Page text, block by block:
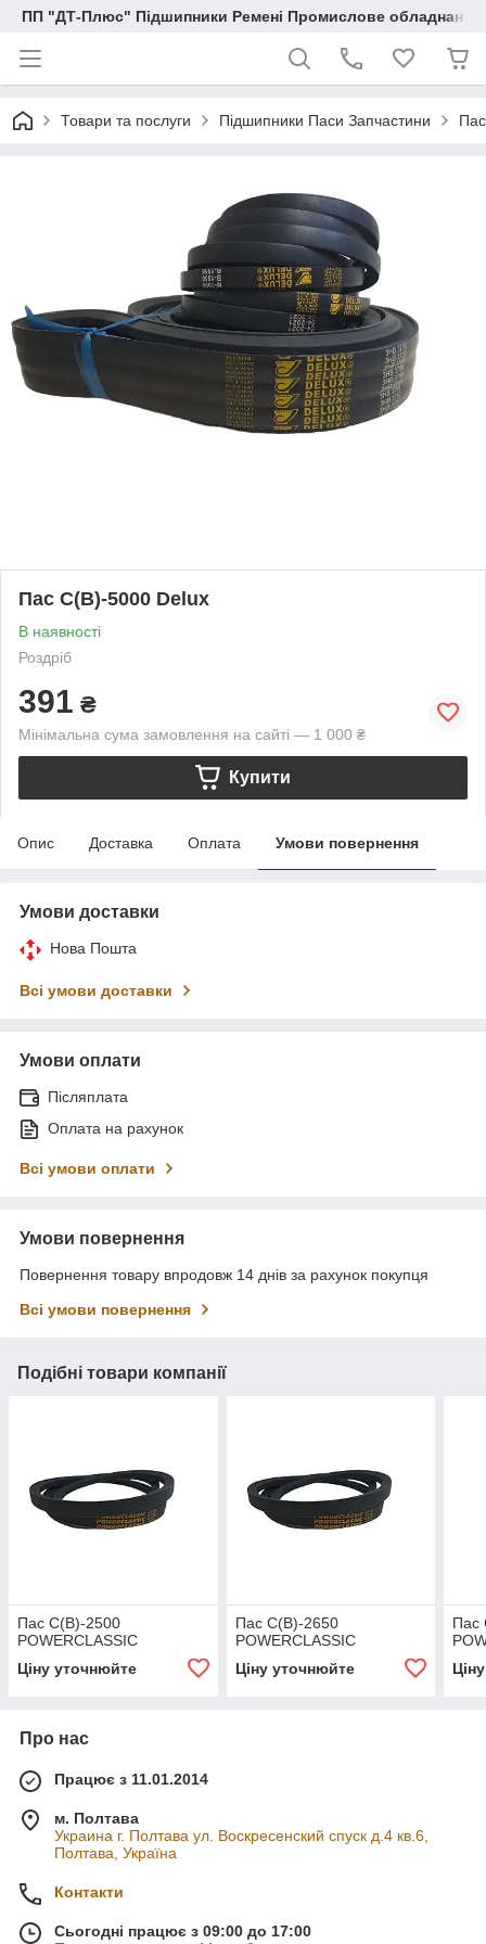
ПП "ДТ-Плюс" Підшипники Ремені Промислове обладнання
Товари та послуги Підшипники Паси Запчастини
Пас С(В)-5000 Delux
В наявності
Роздріб
391 ₴
Мінімальна сума замовлення на сайті — 1 000 ₴
Купити
Опис Доставка Оплата Умови повернення
Умови доставки
Нова Пошта
Всі умови доставки
Умови оплати
Післяплата
Оплата на рахунок
Всі умови оплати
Умови повернення
Повернення товару впродовж 14 днів за рахунок покупця
Всі умови повернення
Подібні товари компанії
Пас С(В)-2500
POWERCLASSIC
Ціну уточнюйте
Пас С(В)-2650
POWERCLASSIC
Ціну уточнюйте
Пас
Про нас
Працює з 11.01.2014
м. Полтава
Украина г. Полтава ул. Воскресенский спуск д.4 кв.6,
Полтава, Україна
Контакти
Сьогодні працює з 09:00 до 17:00